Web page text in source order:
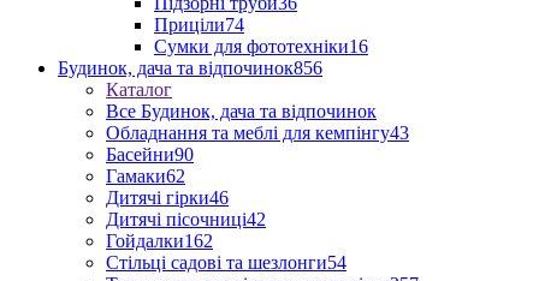
Приціли74
Сумки для фототехніки16
Будинок, дача та відпочинок856
Каталог
Все Будинок, дача та відпочинок
Обладнання та меблі для кемпінгу43
Басейни90
Гамаки62
Дитячі гірки46
Дитячі пісочниці42
Гойдалки162
Стільці садові та шезлонги54